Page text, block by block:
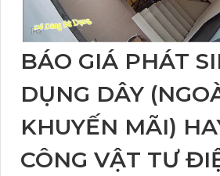
BÁO GIÁ PHÁT
DỤNG DÂY
KHUYẾN MÃI)
CÔNG VẬT TƯ